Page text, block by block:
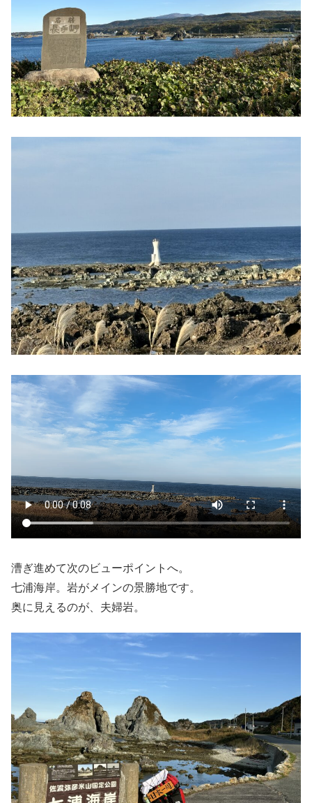
漕ぎ進めて次のビューポイントへ。
七浦海岸。岩がメインの景勝地です。
奥に見えるのが、夫婦岩。